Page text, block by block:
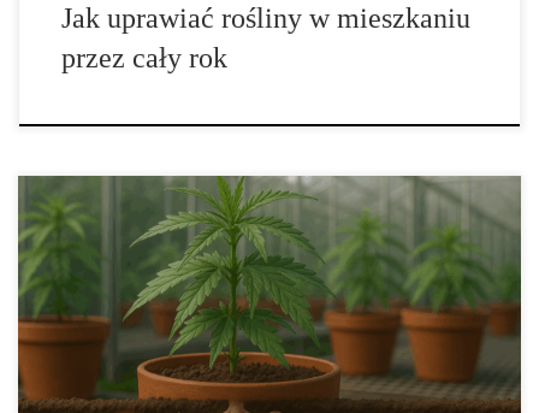
Jak uprawiać rośliny w mieszkaniu
przez cały rok
Chelatacja w uprawie roślin – jak wykorzystać „nośniki”
mikroelementów dla lepszych plonów Jeśli uprawiasz w glebie,
coco albo hydroponice, prędzej czy później zetkniesz się z
pojęciem chelatacji. To sprytna metoda „opieki” nad
mikroelementami, dzięki której żelazo, mangan czy cynk pozostają
przyswajalne dłużej, w szerszym zakresie pH i przy mniejszej
skłonności […]